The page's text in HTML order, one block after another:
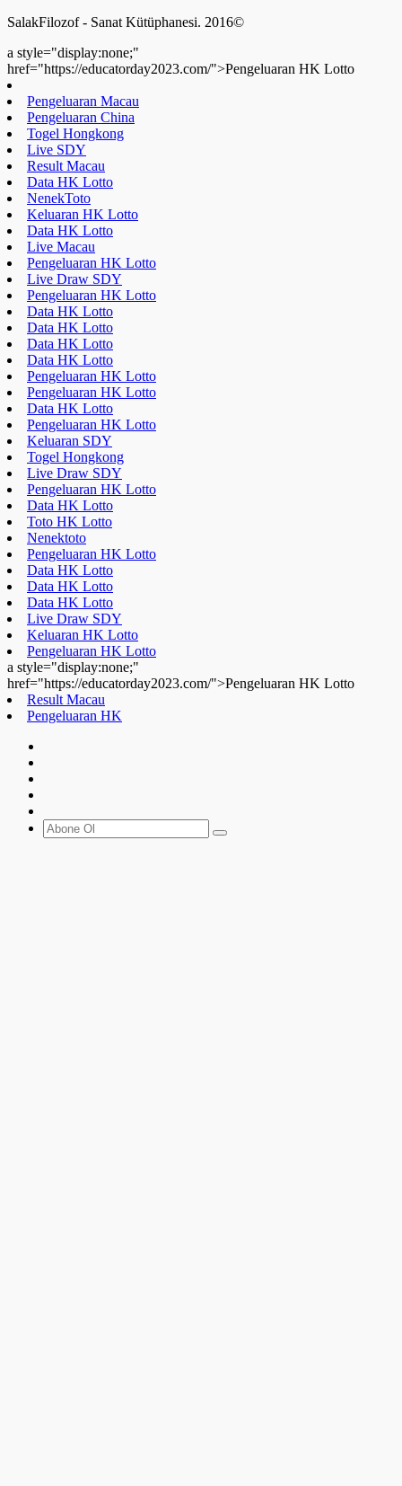
SalakFilozof - Sanat Kütüphanesi. 2016©
a style="display:none;"
href="https://educatorday2023.com/">Pengeluaran HK Lotto
Pengeluaran Macau
Pengeluaran China
Togel Hongkong
Live SDY
Result Macau
Data HK Lotto
NenekToto
Keluaran HK Lotto
Data HK Lotto
Live Macau
Pengeluaran HK Lotto
Live Draw SDY
Pengeluaran HK Lotto
Data HK Lotto
Data HK Lotto
Data HK Lotto
Data HK Lotto
Pengeluaran HK Lotto
Pengeluaran HK Lotto
Data HK Lotto
Pengeluaran HK Lotto
Keluaran SDY
Togel Hongkong
Live Draw SDY
Pengeluaran HK Lotto
Data HK Lotto
Toto HK Lotto
Nenektoto
Pengeluaran HK Lotto
Data HK Lotto
Data HK Lotto
Data HK Lotto
Live Draw SDY
Keluaran HK Lotto
Pengeluaran HK Lotto
a style="display:none;"
href="https://educatorday2023.com/">Pengeluaran HK Lotto
Result Macau
Pengeluaran HK